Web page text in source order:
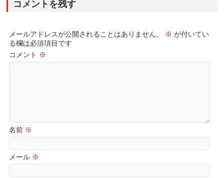
コメントを残す
メールアドレスが公開されることはありません。 ※ が付いてい
る欄は必須項目です
コメント ※
名前 ※
メール ※